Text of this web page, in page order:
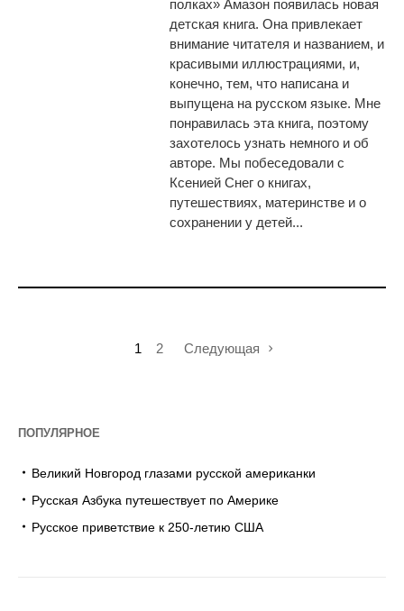
полках» Амазон появилась новая
детская книга. Она привлекает
внимание читателя и названием, и
красивыми иллюстрациями, и,
конечно, тем, что написана и
выпущена на русском языке. Мне
понравилась эта книга, поэтому
захотелось узнать немного и об
авторе. Мы побеседовали с
Ксенией Снег о книгах,
путешествиях, материнстве и о
сохранении у детей...
1 2 Следующая
ПОПУЛЯРНОЕ
Великий Новгород глазами русской американки
Русская Азбука путешествует по Америке
Русское приветствие к 250-летию США